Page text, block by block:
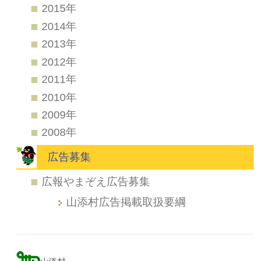
2015年
2014年
2013年
2012年
2011年
2010年
2009年
2008年
広告募集
広報やまぞえ広告募集
山添村広告掲載取扱要綱